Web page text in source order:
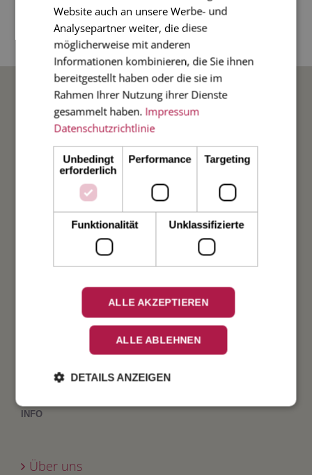
4-seitige Klappkarte im Diplomatenformat 11 x
17 cm, mit blau gefüttertem Umschlag.
BELIEBTE ANLÄSSE
Hochzeit
Weihnachten
Geburtstag
INFO
Über uns
Website auch an unsere Werbe- und
Analysepartner weiter, die diese
möglicherweise mit anderen
Informationen kombinieren, die Sie ihnen
bereitgestellt haben oder die sie im
Rahmen Ihrer Nutzung ihrer Dienste
gesammelt haben. Impressum
Datenschutzrichtlinie
Unbedingt
erforderlich
Performance Targeting
Funktionalität Unklassifizierte
ALLE AKZEPTIEREN
ALLE ABLEHNEN
DETAILS ANZEIGEN